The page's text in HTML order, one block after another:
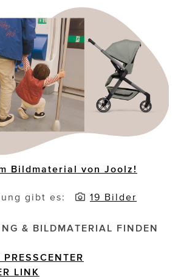
– Move Mind Breath
Bildmaterial von Joolz!
gibt es: 19 Bilder
& BILDMATERIAL FINDEN
LINK